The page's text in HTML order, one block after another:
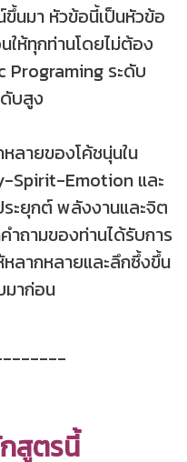
นมา หัวข้อนี้เป็นหัวข้อ
ห้ทุกท่านโดยไม่ต้อง
Programing ระดับ
บสูง
ลายของโค้ชนุ่นใน
Spirit-Emotion และ
ะยุกต์ พลังงานและจิต
ถามของท่านได้รับการ
ลากหลายและลึกซึ้งขึ้น
มาก่อน
สูตรนี้